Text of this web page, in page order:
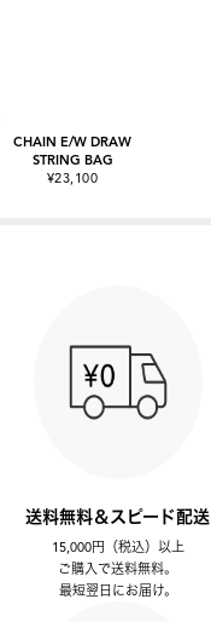
CHAIN E/W DRAW
STRING BAG
¥23,100
送料無料＆スピード配送
15,000円（税込）以上
ご購入で送料無料。
最短翌日にお届け。